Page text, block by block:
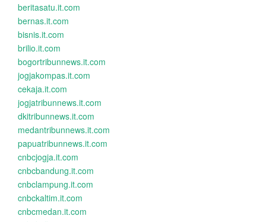
beritasatu.it.com
bernas.it.com
bisnis.it.com
brilio.it.com
bogortribunnews.it.com
jogjakompas.it.com
cekaja.it.com
jogjatribunnews.it.com
dkitribunnews.it.com
medantribunnews.it.com
papuatribunnews.it.com
cnbcjogja.it.com
cnbcbandung.it.com
cnbclampung.it.com
cnbckaltim.it.com
cnbcmedan.it.com